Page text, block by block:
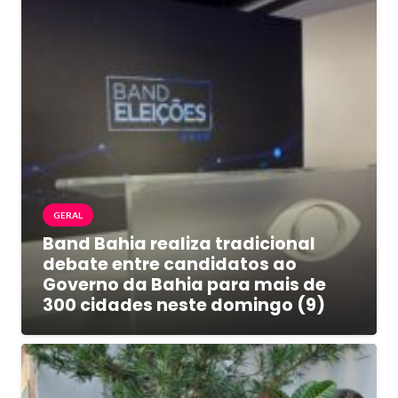
GERAL
Band Bahia realiza tradicional
debate entre candidatos ao
Governo da Bahia para mais de
300 cidades neste domingo (9)